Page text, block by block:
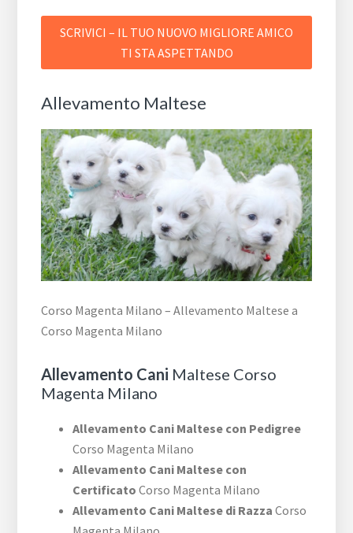
SCRIVICI – IL TUO NUOVO MIGLIORE AMICO
TI STA ASPETTANDO
Allevamento Maltese
Corso Magenta Milano – Allevamento Maltese a
Corso Magenta Milano
Allevamento Cani Maltese Corso
Magenta Milano
Allevamento Cani Maltese con Pedigree
Corso Magenta Milano
Allevamento Cani Maltese con
Certificato Corso Magenta Milano
Allevamento Cani Maltese di Razza Corso